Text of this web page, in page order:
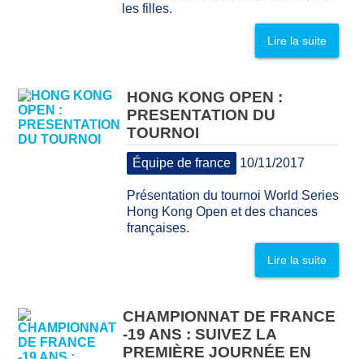
les filles.
Lire la suite
HONG KONG OPEN :
PRESENTATION DU
TOURNOI
Équipe de france 10/11/2017
Présentation du tournoi World Series
Hong Kong Open et des chances
françaises.
Lire la suite
CHAMPIONNAT DE FRANCE
-19 ANS : SUIVEZ LA
PREMIÈRE JOURNÉE EN